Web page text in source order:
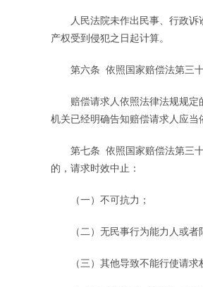
人民法院未作出民事、行政诉
产权受到侵犯之日起计算。
第六条 依照国家赔偿法第三十
赔偿请求人依照法律法规规定
机关已经明确告知赔偿请求人应当
第七条 依照国家赔偿法第三十
的，请求时效中止：
（一）不可抗力；
（二）无民事行为能力人或者
（三）其他导致不能行使请求